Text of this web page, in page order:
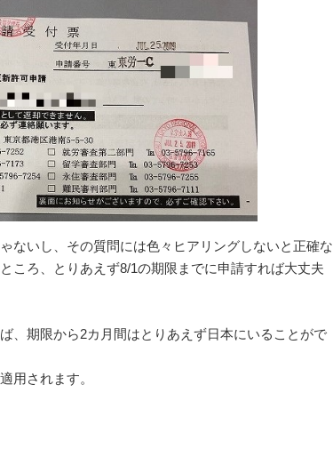
ないし、その質問には色々ヒアリングしないと正確な
ころ、とりあえず8/1の期限までに申請すれば大丈夫
、期限から2カ月間はとりあえず日本にいることがで
用されます。